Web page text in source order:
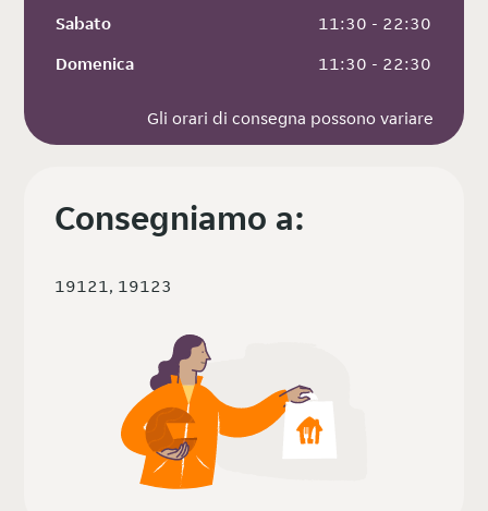
Sabato
11:30 - 22:30
Domenica
11:30 - 22:30
Gli orari di consegna possono variare
Consegniamo a:
19121, 19123